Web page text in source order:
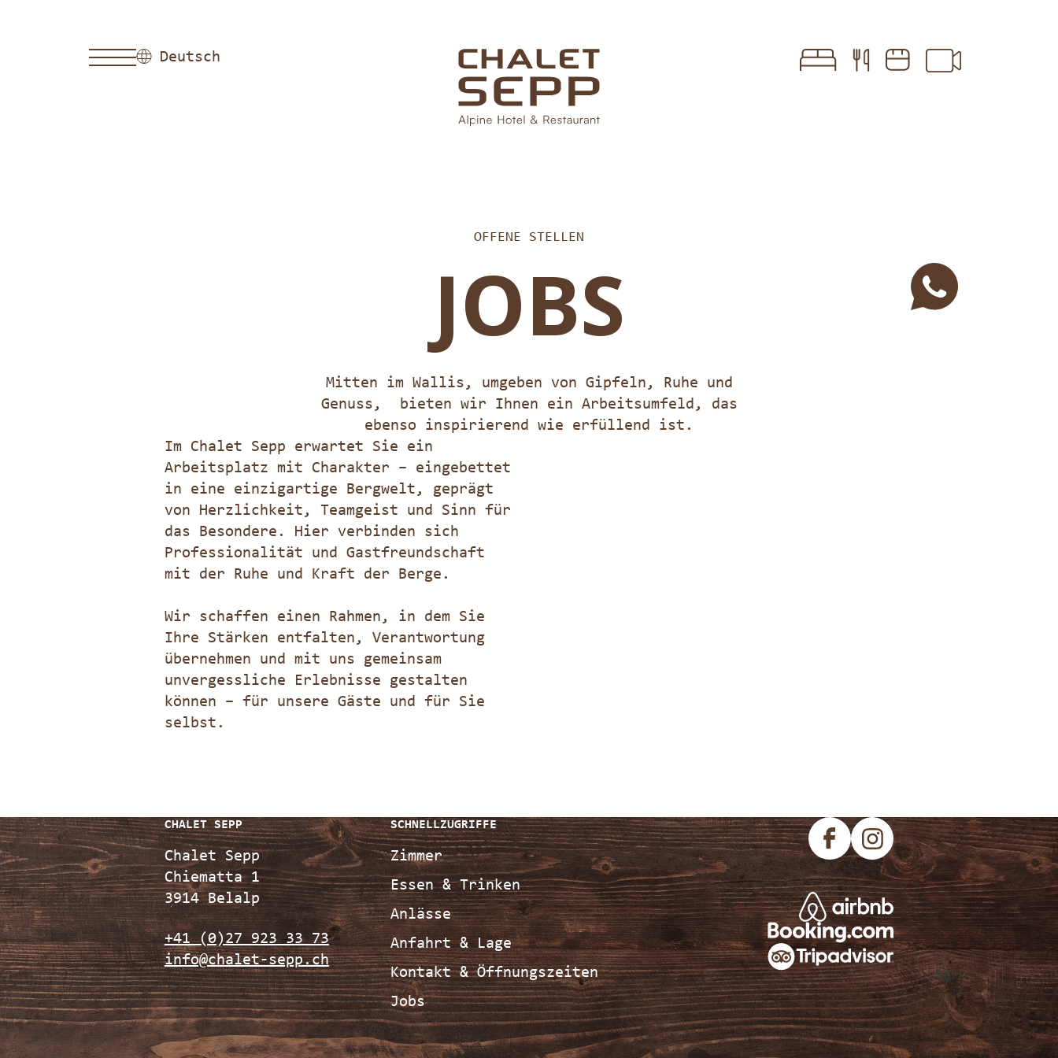
Deutsch
OFFENE STELLEN
JOBS
Mitten im Wallis, umgeben von Gipfeln, Ruhe und
Genuss, bieten wir Ihnen ein Arbeitsumfeld, das
ebenso inspirierend wie erfüllend ist.
Im Chalet Sepp erwartet Sie ein
Arbeitsplatz mit Charakter – eingebettet
in eine einzigartige Bergwelt, geprägt
von Herzlichkeit, Teamgeist und Sinn für
das Besondere. Hier verbinden sich
Professionalität und Gastfreundschaft
mit der Ruhe und Kraft der Berge.
Wir schaffen einen Rahmen, in dem Sie
Ihre Stärken entfalten, Verantwortung
übernehmen und mit uns gemeinsam
unvergessliche Erlebnisse gestalten
können – für unsere Gäste und für Sie
selbst.
CHALET SEPP
Chalet Sepp
Chiematta 1
3914 Belalp
+41 (0)27 923 33 73
info@chalet-sepp.ch
SCHNELLZUGRIFFE
Zimmer
Essen & Trinken
Anlässe
Anfahrt & Lage
Kontakt & Öffnungszeiten
Jobs